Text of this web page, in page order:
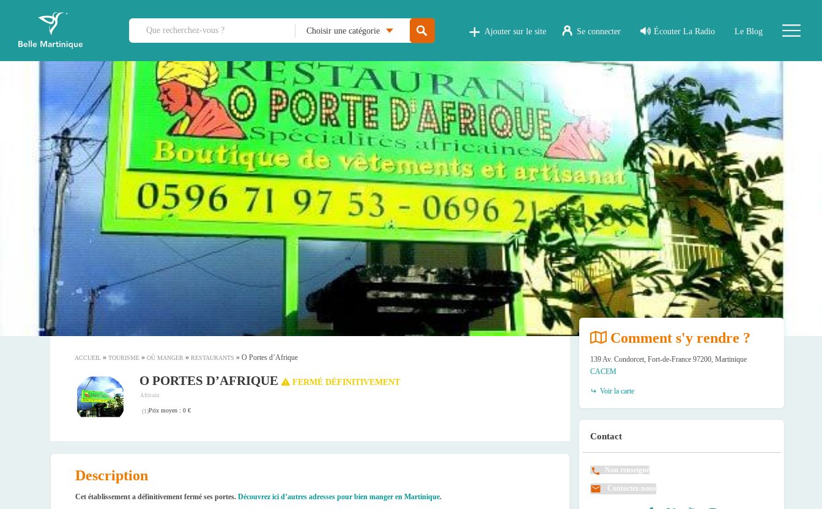
Choisir une catégorie Ajouter sur le site Se connecter Écouter La Radio Le Blog
ACCUEIL » TOURISME » OÙ MANGER » RESTAURANTS » O Portes d’Afrique
O PORTES D’AFRIQUE FERMÉ DÉFINITIVEMENT
Africain
(1)Prix moyen : 0 €
Description
Cet établissement a définitivement fermé ses portes. Découvrez ici d’autres adresses pour bien manger en Martinique.
Comment s'y rendre ?
139 Av. Condorcet, Fort-de-France 97200, Martinique
CACEM
Voir la carte
Contact
Non renseigné
Contactez-nous